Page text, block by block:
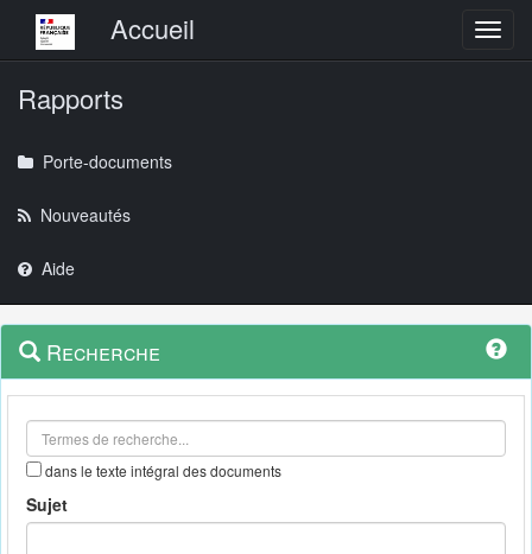
Menu principalAccueil
Rapports
Porte-documents
Nouveautés
Aide
Navigation
outils
Menu
contextuel
Recherche
dans le texte intégral des documents
Sujet